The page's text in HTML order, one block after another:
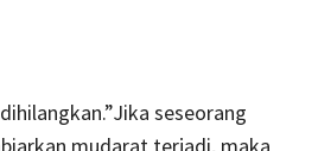
seseorang